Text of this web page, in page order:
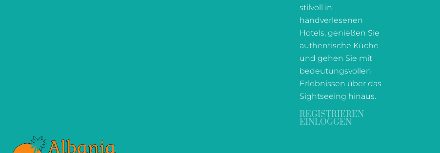
stilvoll in
handverlesenen
Hotels, genießen Sie
authentische Küche
und gehen Sie mit
bedeutungsvollen
Erlebnissen über das
Sightseeing hinaus.
REGISTRIEREN
EINLOGGEN